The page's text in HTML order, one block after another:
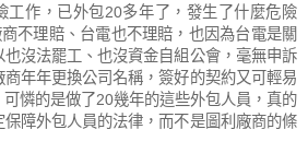
工作，已外包20多年了，發生了什麼危險
不理賠、台電也不理賠，也因為台電是關
沒法罷工、也沒資金自組公會，毫無申訴
商年年更換公司名稱，簽好的契約又可輕易
憐的是做了20幾年的這些外包人員，真的
障外包人員的法律，而不是圖利廠商的條